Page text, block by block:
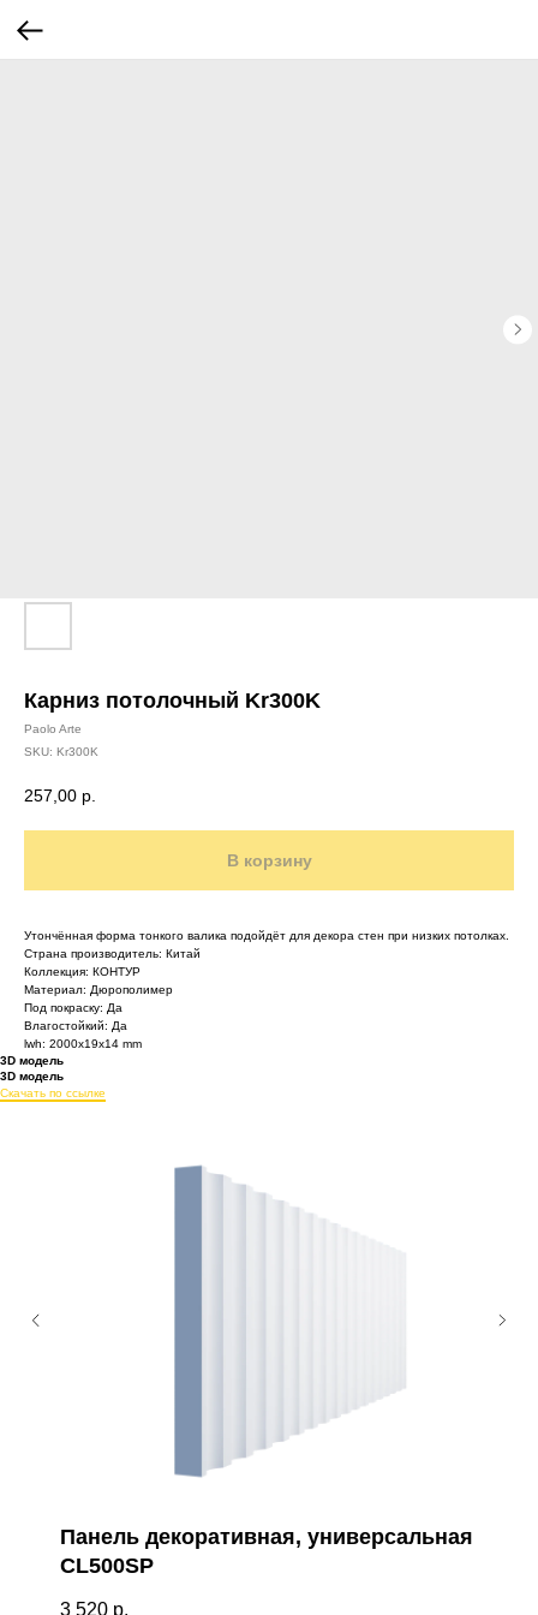
Карниз потолочный Kr300K
Paolo Arte
SKU: Kr300K
257,00 р.
В корзину
Утончённая форма тонкого валика подойдёт для декора стен при низких потолках.
Страна производитель: Китай
Коллекция: КОНТУР
Материал: Дюрополимер
Под покраску: Да
Влагостойкий: Да
lwh: 2000x19x14 mm
3D модель
3D модель
Скачать по ссылке
Панель декоративная, универсальная
CL500SP
3 520 р.